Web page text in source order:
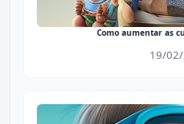
Como aumentar as
19/